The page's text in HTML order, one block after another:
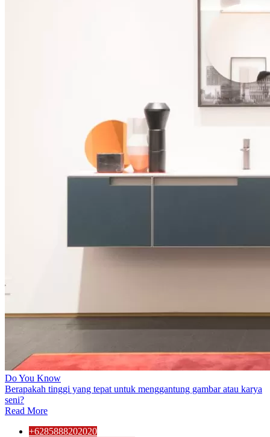
Do You Know
Berapakah tinggi yang tepat untuk menggantung gambar atau karya
seni?
Read More
+6285888202020